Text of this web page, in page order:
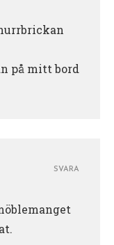
på mitt bord
SVARA